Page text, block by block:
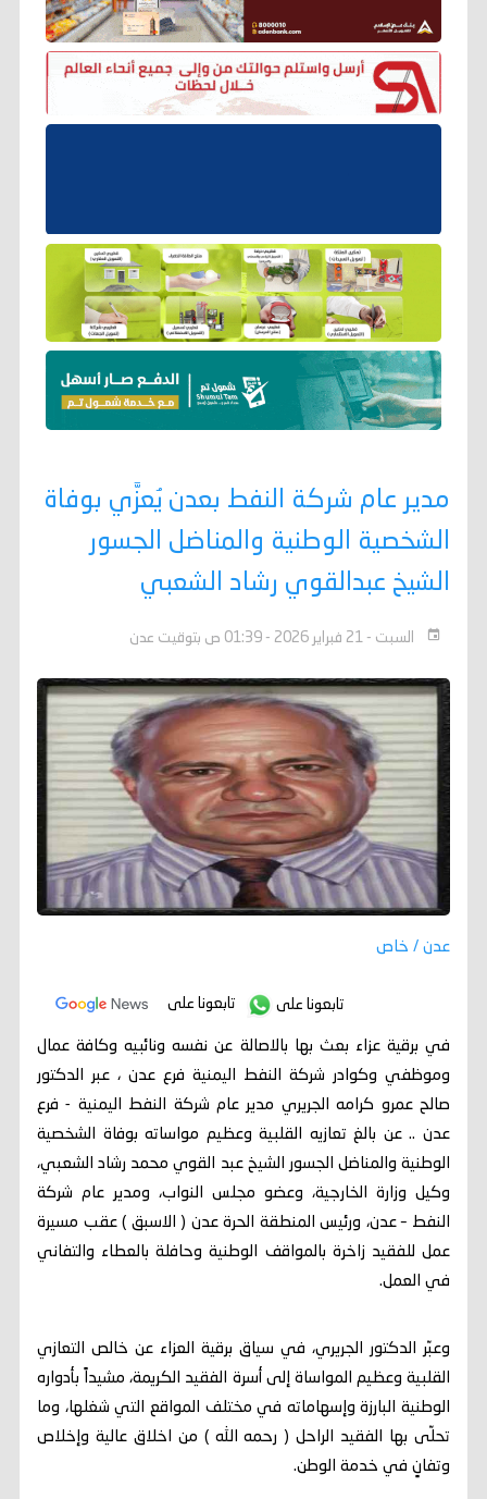
مدير عام شركة النفط بعدن يُعزَّي بوفاة
الشخصية الوطنية والمناضل الجسور
الشيخ عبدالقوي رشاد الشعبي
السبت - 21 فبراير 2026 - 01:39 ص بتوقيت عدن
عدن / خاص
تابعونا على تابعونا على
في برقية عزاء بعث بها بالاصالة عن نفسه ونائبيه وكافة عمال
وموظفي وكوادر شركة النفط اليمنية فرع عدن ، عبر الدكتور
صالح عمرو كرامه الجريري مدير عام شركة النفط اليمنية - فرع
عدن .. عن بالغ تعازيه القلبية وعظيم مواساته بوفاة الشخصية
الوطنية والمناضل الجسور الشيخ عبد القوي محمد رشاد الشعبي،
وكيل وزارة الخارجية، وعضو مجلس النواب، ومدير عام شركة
النفط – عدن، ورئيس المنطقة الحرة عدن ( الاسبق ) عقب مسيرة
عمل للفقيد زاخرة بالمواقف الوطنية وحافلة بالعطاء والتفاني
في العمل.
وعبّر الدكتور الجريري، في سياق برقية العزاء عن خالص التعازي
القلبية وعظيم المواساة إلى أسرة الفقيد الكريمة، مشيداً بأدواره
الوطنية البارزة وإسهاماته في مختلف المواقع التي شغلها، وما
تحلّى بها الفقيد الراحل ( رحمه الله ) من اخلاق عالية وإخلاص
وتفانٍ في خدمة الوطن.